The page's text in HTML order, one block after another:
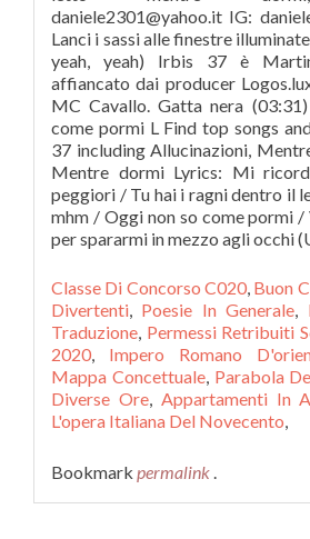
Classe Di Concorso C020, Buon
Divertenti, Poesie In Generale,
Traduzione, Permessi Retribuiti
2020, Impero Romano
Mappa Concettuale, Parabola
Diverse Ore, Appartamenti In
L'opera Italiana Del Novecento,
Bookmark permalink .